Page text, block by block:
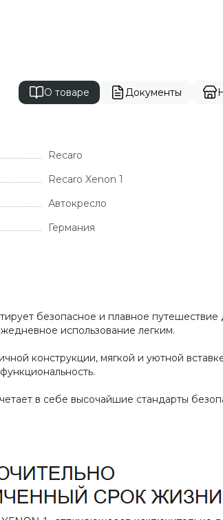
О товаре Документы
Recaro
Recaro Xenon 1
Автокресло
Германия
безопасное и плавное
использование легким.
конструкции, мягкой и уютной
в себе высочайшие стандарты